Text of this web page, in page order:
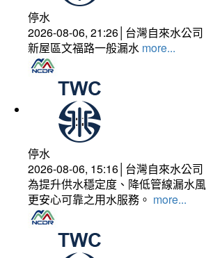
停水
2026-08-06, 21:26│台灣自來水公司
新屋區文福路一般漏水 more...
停水
2026-08-06, 15:16│台灣自來水公司
為提升供水穩定度、降低管線漏水
更安心可靠之用水服務。 more...